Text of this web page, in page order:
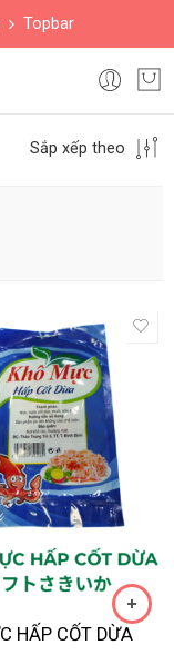
Topbar
Sắp xếp theo
HẤP CỐT DỪA